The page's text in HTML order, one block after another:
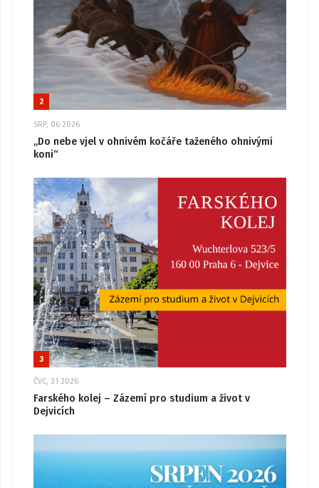
2
SRP, 06 2026
„Do nebe vjel v ohnivém kočáře taženého ohnivými
koni“
3
ČVC, 31 2026
Farského kolej – Zázemí pro studium a život v
Dejvicích